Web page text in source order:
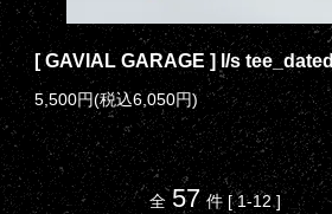
[ GAVIAL GARAGE ] l/s tee_dated
5,500円(税込6,050円)
全 57 件 [ 1-12 ]